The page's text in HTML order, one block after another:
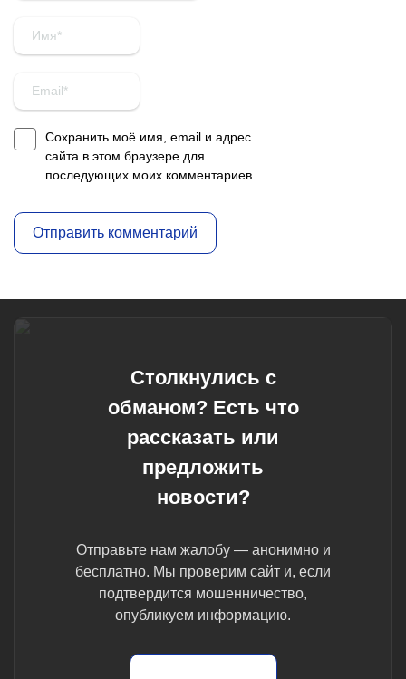
Сохранить моё имя, email и адрес
сайта в этом браузере для
последующих моих комментариев.
Столкнулись с
обманом? Есть что
рассказать или
предложить
новости?
Отправьте нам жалобу — анонимно и
бесплатно. Мы проверим сайт и, если
подтвердится мошенничество,
опубликуем информацию.